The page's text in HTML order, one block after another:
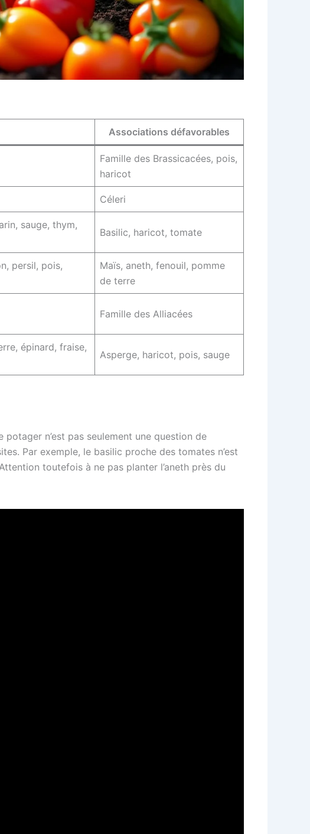
Associations défavorables
Famille des Brassicacées, pois,
haricot
Céleri
sauge, thym,
Basilic, haricot, tomate
persil, pois,
Maïs, aneth, fenouil, pomme
de terre
Famille des Alliacées
épinard, fraise,
Asperge, haricot, pois, sauge
n’est pas seulement une question de
Par exemple, le basilic proche des tomates n’est
toutefois à ne pas planter l’aneth près du